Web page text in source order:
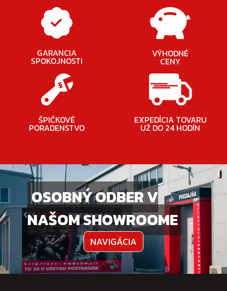
GARANCIA
SPOKOJNOSTI
VÝHODNÉ
CENY
ŠPIČKOVÉ
PORADENSTVO
EXPEDÍCIA TOVARU
UŽ DO 24 HODÍN
OSOBNÝ ODBER V
NAŠOM SHOWROOME
NAVIGÁCIA